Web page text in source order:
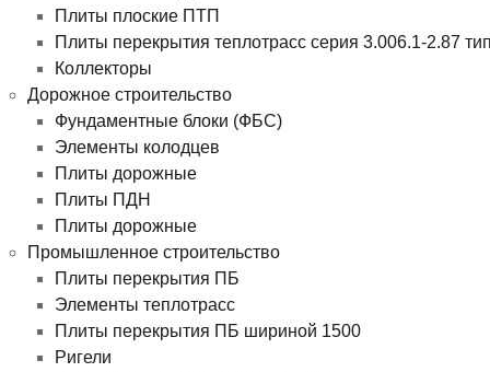
Плиты плоские ПТП
Плиты перекрытия теплотрасс серия 3.006.1-2.87
Коллекторы
Дорожное строительство
Фундаментные блоки (ФБС)
Элементы колодцев
Плиты дорожные
Плиты ПДН
Плиты дорожные
Промышленное строительство
Плиты перекрытия ПБ
Элементы теплотрасс
Плиты перекрытия ПБ шириной 1500
Ригели